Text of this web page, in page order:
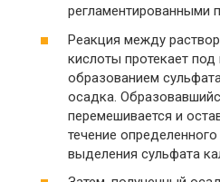
регламентированными
Реакция между
кислоты протекает
образованием
осадка.
перемешивается и
течение
выделения сульфата